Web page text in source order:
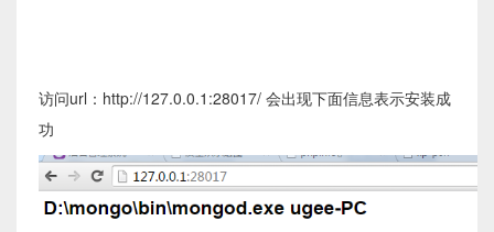
访问url：http://127.0.0.1:28017/ 会出现下面信息表示安装成
功